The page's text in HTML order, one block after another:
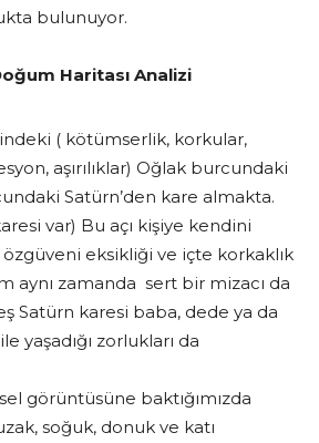
bulunuyor.
Haritası Analizi
( kötümserlik, korkular,
aşırılıklar) Oğlak burcundaki
Satürn’den kare almakta.
var) Bu açı kişiye kendini
eksikliği ve içte korkaklık
aynı zamanda sert bir mizacı da
Satürn karesi baba, dede ya da
yaşadığı zorlukları da
görüntüsüne baktığımızda
soğuk, donuk ve katı